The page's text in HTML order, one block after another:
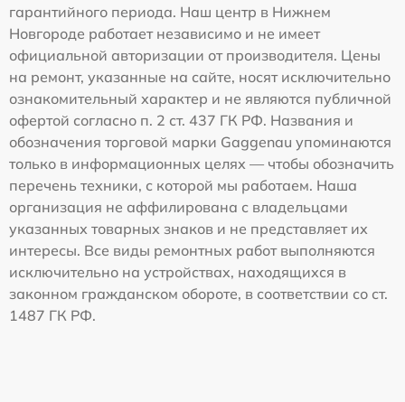
гарантийного периода. Наш центр в Нижнем
Новгороде работает независимо и не имеет
официальной авторизации от производителя. Цены
на ремонт, указанные на сайте, носят исключительно
ознакомительный характер и не являются публичной
офертой согласно п. 2 ст. 437 ГК РФ. Названия и
обозначения торговой марки Gaggenau упоминаются
только в информационных целях — чтобы обозначить
перечень техники, с которой мы работаем. Наша
организация не аффилирована с владельцами
указанных товарных знаков и не представляет их
интересы. Все виды ремонтных работ выполняются
исключительно на устройствах, находящихся в
законном гражданском обороте, в соответствии со ст.
1487 ГК РФ.